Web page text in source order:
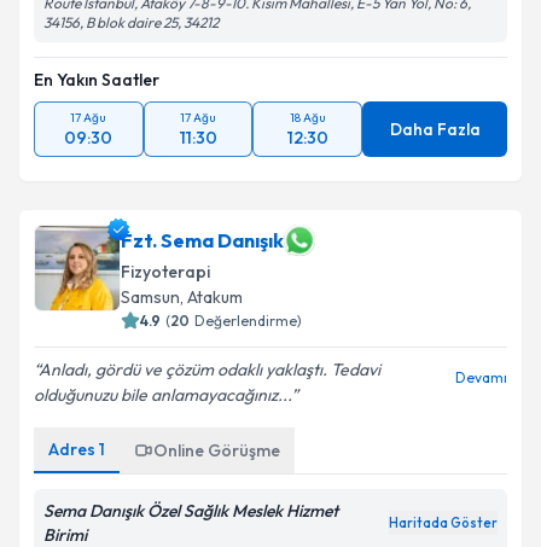
34156, B blok daire 25, 34212
En Yakın Saatler
17 Ağu
09:30
17 Ağu
11:30
18 Ağu
12:30 Daha Fazla
Fzt. Sema Danışık
Fizyoterapi
Samsun, Atakum
4.9 (20 Değerlendirme)
Anladı, gördü ve çözüm odaklı yaklaştı. Tedavi
olduğunuzu bile anlamayacağınız...
Devamı
Adres 1 Online Görüşme
Sema Danışık Özel Sağlık Meslek Hizmet
Birimi
Haritada Göster